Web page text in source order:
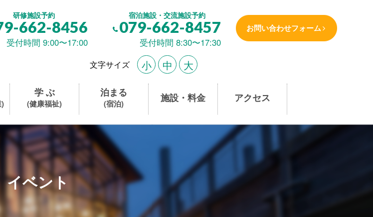
研修施設予約
662-8456
受付時間 9:00〜17:00
宿泊施設・交流施設予約
079-662-8457
受付時間 8:30〜17:30
お問い合わせフォーム
文字サイズ 小 中 大
学 ぶ
(健康福祉)
泊まる
(宿泊) 施設・料金 アクセス
イベント